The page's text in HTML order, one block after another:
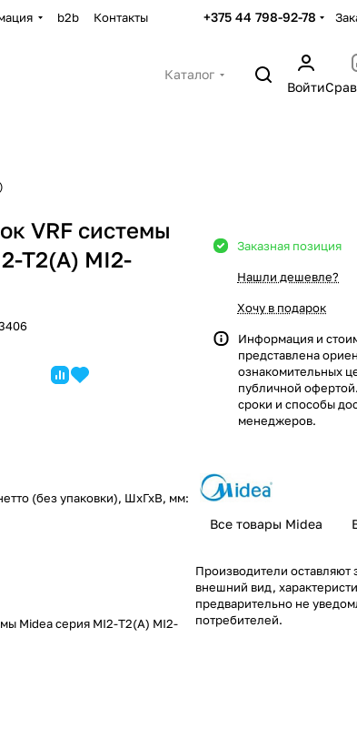
b2b Контакты +375 44 798-92-78
Каталог
Войти
VRF системы
T2(A) MI2-
(без упаковки), ШхГхВ, мм:
Midea серия MI2-T2(A) MI2-
Заказная позиция
Нашли дешевле?
Хочу в подарок
Информация и
представлена
ознакомительных
публичной
сроки и способы
менеджеров.
Все товары Midea
Производители оставляют
внешний вид,
предварительно не
потребителей.